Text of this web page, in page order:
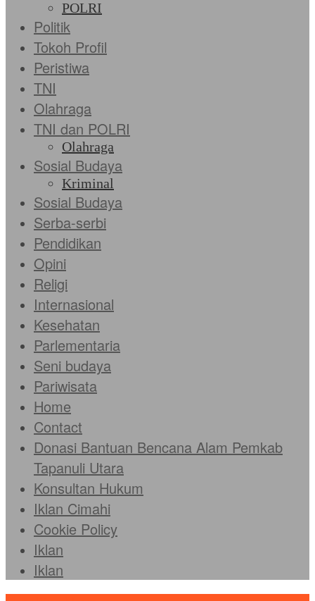
POLRI
Politik
Tokoh Profil
Peristiwa
TNI
Olahraga
TNI dan POLRI
Olahraga
Sosial Budaya
Kriminal
Sosial Budaya
Serba-serbi
Pendidikan
Opini
Religi
Internasional
Kesehatan
Parlementaria
Seni budaya
Pariwisata
Home
Contact
Donasi Bantuan Bencana Alam Pemkab
Tapanuli Utara
Konsultan Hukum
Iklan Cimahi
Cookie Policy
Iklan
Iklan